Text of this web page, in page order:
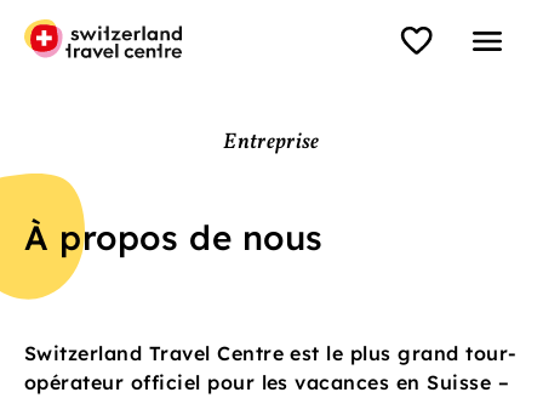
Entreprise
À propos de nous
Switzerland Travel Centre est le plus grand tour-
opérateur officiel pour les vacances en Suisse –